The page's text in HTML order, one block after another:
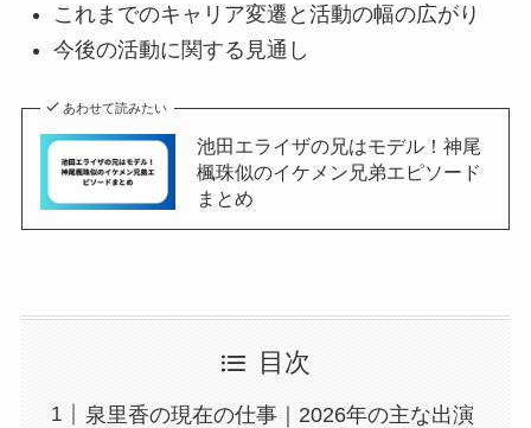
これまでのキャリア変遷と活動の幅の広がり
今後の活動に関する見通し
あわせて読みたい
池田エライザの兄はモデル！神尾
楓珠似のイケメン兄弟エピソード
まとめ​​​​​​​​​​​​​​​​
目次
泉里香の現在の仕事｜2026年の主な出演